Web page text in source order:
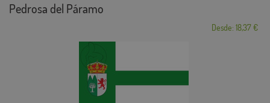
Pedrosa del Páramo
Desde: 18,37 €